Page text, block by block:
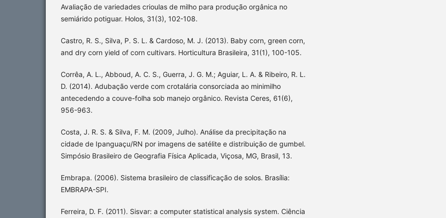
Avaliação de variedades crioulas de milho para produção orgânica no
semiárido potiguar. Holos, 31(3), 102-108.
Castro, R. S., Silva, P. S. L. & Cardoso, M. J. (2013). Baby corn, green corn,
and dry corn yield of corn cultivars. Horticultura Brasileira, 31(1), 100-105.
Corrêa, A. L., Abboud, A. C. S., Guerra, J. G. M.; Aguiar, L. A. & Ribeiro, R. L.
D. (2014). Adubação verde com crotalária consorciada ao minimilho
antecedendo a couve-folha sob manejo orgânico. Revista Ceres, 61(6),
956-963.
Costa, J. R. S. & Silva, F. M. (2009, Julho). Análise da precipitação na
cidade de Ipanguaçu/RN por imagens de satélite e distribuição de gumbel.
Simpósio Brasileiro de Geografia Física Aplicada, Viçosa, MG, Brasil, 13.
Embrapa. (2006). Sistema brasileiro de classificação de solos. Brasília:
EMBRAPA-SPI.
Ferreira, D. F. (2011). Sisvar: a computer statistical analysis system. Ciência